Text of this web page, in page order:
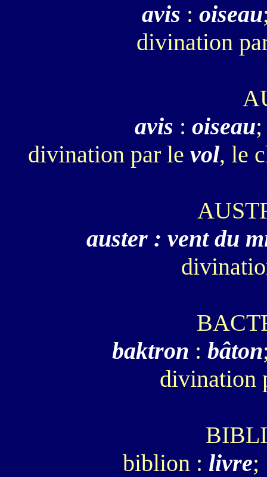
avis : oiseau
divination
avis : oiseau
divination par le vol, le
auster : vent du
baktron : bâton
divination
biblion : livre;